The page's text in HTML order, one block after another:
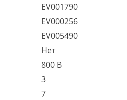
EV001790
EV000256
EV005490
Нет
800 В
3
7